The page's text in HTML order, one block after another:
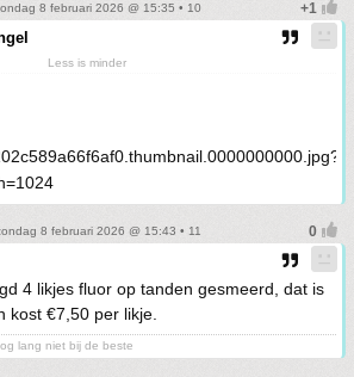
8 februari 2026 @ 15:35 • 10
Less is minder
8 februari 2026 @ 15:43 • 11
4 likjes fluor op tanden gesmeerd, dat is
kost €7,50 per likje.
lang niet bij de beste